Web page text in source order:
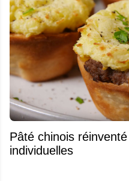
Pâté chinois
individuelles